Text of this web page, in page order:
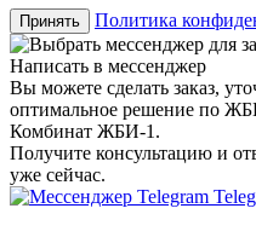
Принять Политика
Написать в мессенджер
Вы можете сделать заказ,
оптимальное решение по
Комбинат ЖБИ-1.
Получите консультацию и
уже сейчас.